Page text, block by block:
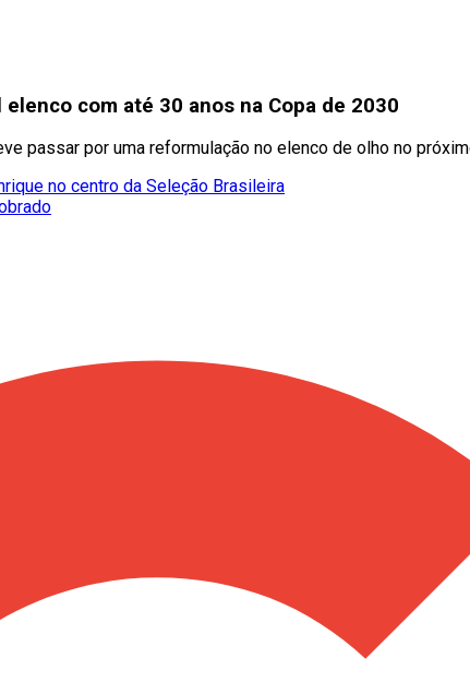
com até 30 anos na Copa de 2030
passar por uma reformulação no elenco de olho no
no centro da Seleção Brasileira